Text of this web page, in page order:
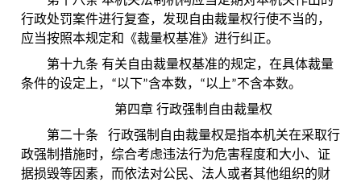
行政处罚案件进行复查，发现自由裁量权行使不当的，
应当按照本规定和《裁量权基准》进行纠正。
第十九条 有关自由裁量权基准的规定，在具体裁量
条件的设定上，“以下”含本数，“以上”不含本数。
第四章 行政强制自由裁量权
第二十条 行政强制自由裁量权是指本机关在采取行
政强制措施时，综合考虑违法行为危害程度和大小、证
据损毁等因素，而依法对公民、法人或者其他组织的财